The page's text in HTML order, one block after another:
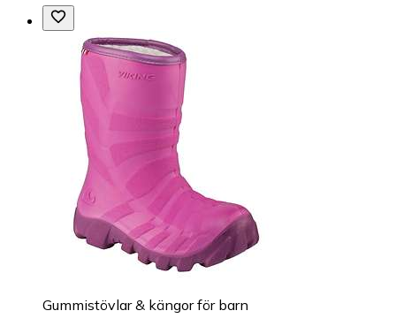
Gummistövlar & kängor för barn